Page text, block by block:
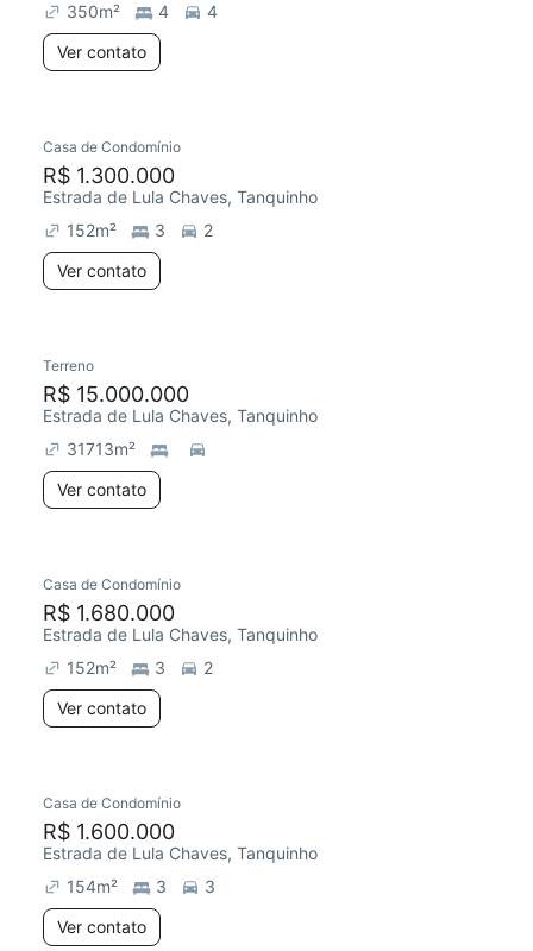
350m² 4
4
Ver contato
Casa de Condomínio
R$ 1.300.000
Estrada de Lula Chaves, Tanquinho
152m² 3
2
Ver contato
Chegou este mês
Terreno
R$ 15.000.000
Estrada de Lula Chaves, Tanquinho
31713m²
Ver contato
Casa de Condomínio
R$ 1.680.000
Estrada de Lula Chaves, Tanquinho
152m² 3
2
Ver contato
Chegou este mês
Casa de Condomínio
R$ 1.600.000
Estrada de Lula Chaves, Tanquinho
154m² 3
3
Ver contato